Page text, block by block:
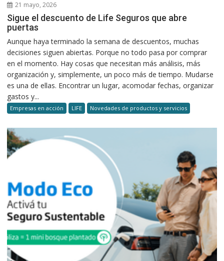
21 mayo, 2026
Sigue el descuento de Life Seguros que abre
puertas
Aunque haya terminado la semana de descuentos, muchas
decisiones siguen abiertas. Porque no todo pasa por comprar
en el momento. Hay cosas que necesitan más análisis, más
organización y, simplemente, un poco más de tiempo. Mudarse
es una de ellas. Encontrar un lugar, acomodar fechas, organizar
gastos y...
Empresas en acción LIFE Novedades de productos y servicios